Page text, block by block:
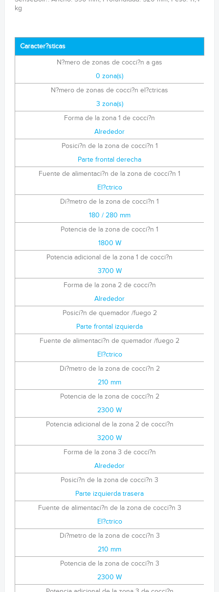
kg
Caracter?sticas
N?mero de zonas de cocci?n a gas
0 zona(s)
N?mero de zonas de cocci?n el?ctricas
3 zona(s)
Forma de la zona 1 de cocci?n
Alrededor
Posici?n de la zona de cocci?n 1
Parte frontal derecha
Fuente de alimentaci?n de la zona de cocci?n 1
El?ctrico
Di?metro de la zona de cocci?n 1
180 / 280 mm
Potencia de la zona de cocci?n 1
1800 W
Potencia adicional de la zona 1 de cocci?n
3700 W
Forma de la zona 2 de cocci?n
Alrededor
Posici?n de quemador /fuego 2
Parte frontal izquierda
Fuente de alimentaci?n de quemador /fuego 2
El?ctrico
Di?metro de la zona de cocci?n 2
210 mm
Potencia de la zona de cocci?n 2
2300 W
Potencia adicional de la zona 2 de cocci?n
3200 W
Forma de la zona 3 de cocci?n
Alrededor
Posici?n de la zona de cocci?n 3
Parte izquierda trasera
Fuente de alimentaci?n de la zona de cocci?n 3
El?ctrico
Di?metro de la zona de cocci?n 3
210 mm
Potencia de la zona de cocci?n 3
2300 W